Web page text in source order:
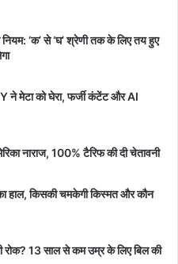
नियम: ‘क’ से ‘घ’ श्रेणी तक के लिए तय हुए
ने मेटा को घेरा, फर्जी कंटेंट और AI
नाराज, 100% टैरिफ की दी चेतावनी
हाल, किसकी चमकेगी किस्मत और कौन
रोक? 13 साल से कम उम्र के लिए बिल की